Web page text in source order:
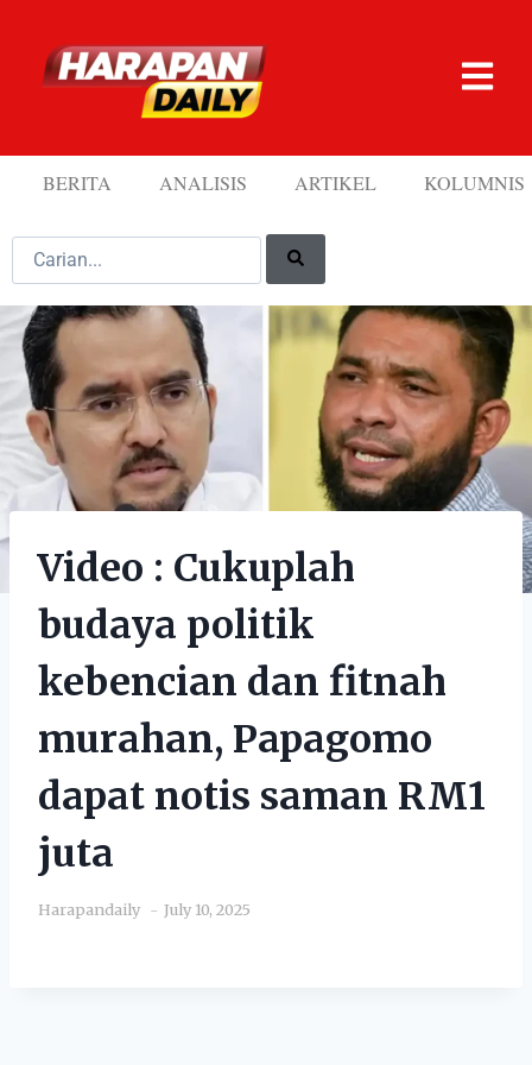
BERITA ANALISIS ARTIKEL KOLUMNIS
Video : Cukuplah
budaya politik
kebencian dan fitnah
murahan, Papagomo
dapat notis saman RM1
juta
Harapandaily July 10, 2025